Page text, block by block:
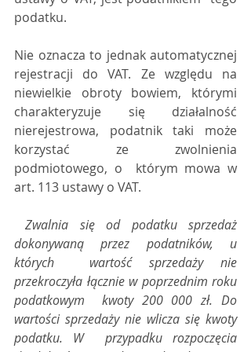
podatku.
Nie oznacza to jednak automatycznej
rejestracji do VAT. Ze względu na
niewielkie obroty bowiem, którymi
charakteryzuje się działalność
nierejestrowa, podatnik taki może
korzystać ze zwolnienia
podmiotowego, o  którym mowa w
art. 113 ustawy o VAT.
Zwalnia się od podatku sprzedaż
dokonywaną przez podatników, u
których  wartość sprzedaży nie
przekroczyła łącznie w poprzednim roku
podatkowym  kwoty 200 000 zł. Do
wartości sprzedaży nie wlicza się kwoty
podatku. W  przypadku rozpoczęcia